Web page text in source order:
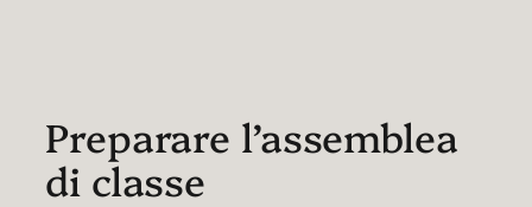
Preparare l’assemblea
di classe